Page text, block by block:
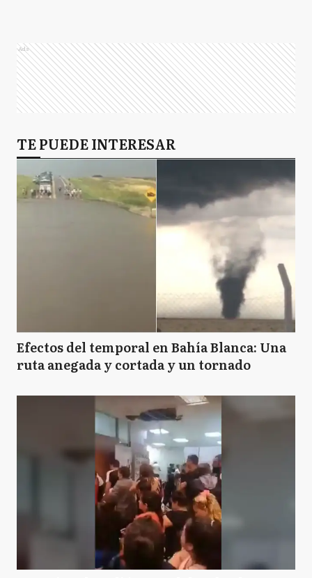
Ads
TE PUEDE INTERESAR
Efectos del temporal en Bahía Blanca: Una
ruta anegada y cortada y un tornado